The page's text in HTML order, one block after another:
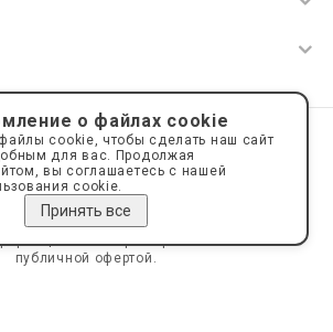
пространство АкваРос
sale@a-ros.ru
конфиденциальности
персональных данных
характер и не является
публичной офертой.
о файлах cookie
cookie, чтобы сделать наш сайт
для вас. Продолжая
вы соглашаетесь с нашей
cookie.
Принять все